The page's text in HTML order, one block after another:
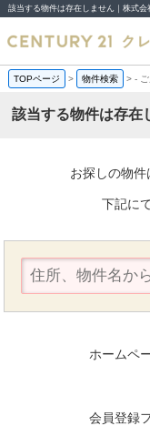
該当する物件は存在しません｜株式会
TOPページ > 物件検索 >-
該当する物件は存在
お探しの物件
下記に
ホームペ
会員登録